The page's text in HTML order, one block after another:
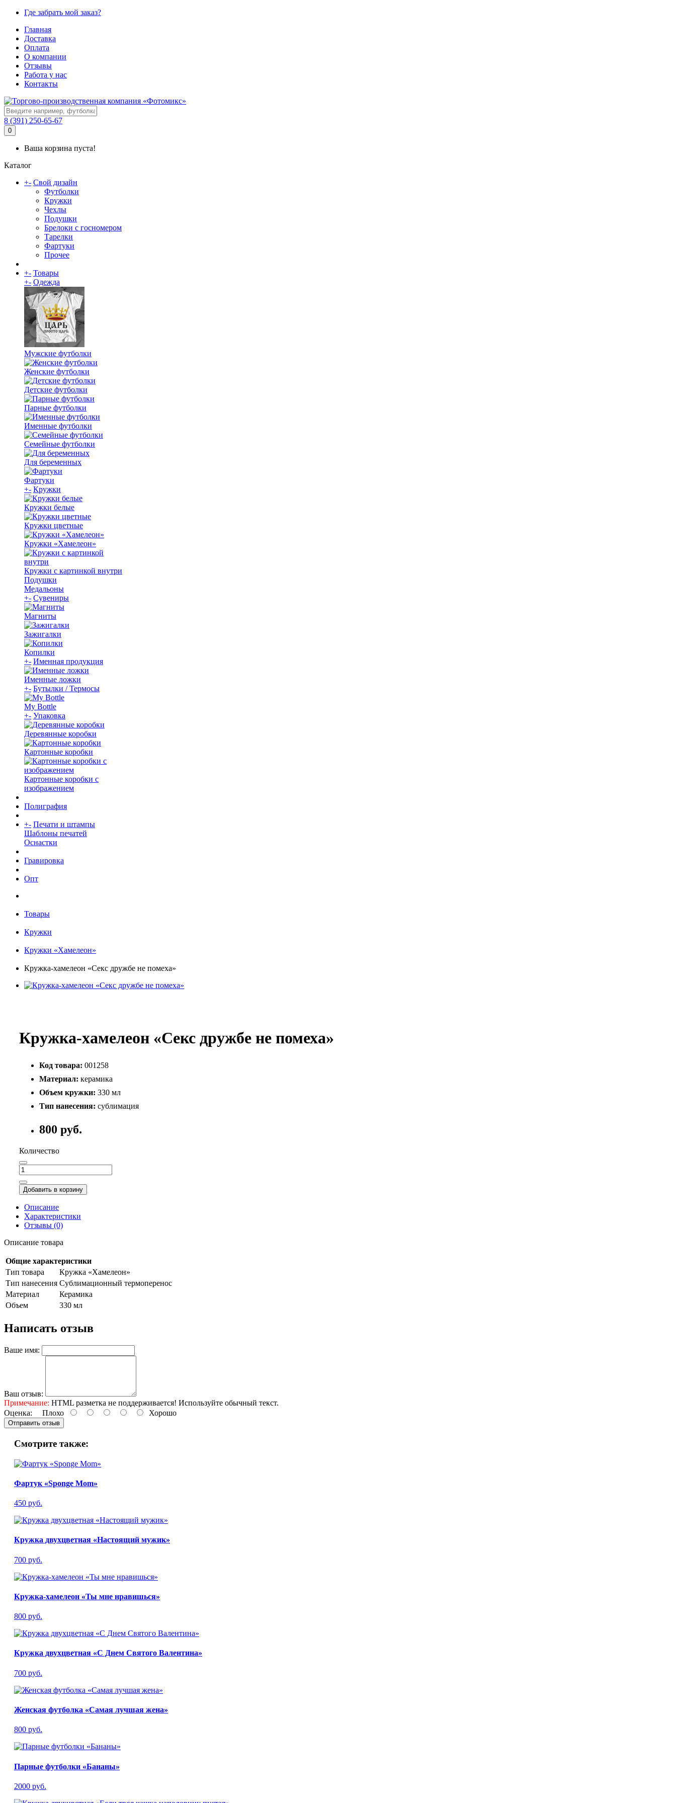
Где забрать мой заказ?
Главная
Доставка
Оплата
О компании
Отзывы
Работа у нас
Контакты
8 (391) 250-65-67
0
Ваша корзина пуста!
Каталог
+- Свой дизайн
Футболки
Кружки
Чехлы
Подушки
Брелоки с госномером
Тарелки
Фартуки
Прочее
+- Товары
+- Одежда
Мужские футболки
Женские футболки
Детские футболки
Парные футболки
Именные футболки
Семейные футболки
Для беременных
Фартуки
+- Кружки
Кружки белые
Кружки цветные
Кружки «Хамелеон»
Кружки с картинкой внутри
Подушки
Медальоны
+- Сувениры
Магниты
Зажигалки
Копилки
+- Именная продукция
Именные ложки
+- Бутылки / Термосы
My Bottle
+- Упаковка
Деревянные коробки
Картонные коробки
Картонные коробки с
изображением
Полиграфия
+- Печати и штампы
Шаблоны печатей
Оснастки
Гравировка
Опт
Товары
Кружки
Кружки «Хамелеон»
Кружка-хамелеон «Секс дружбе не помеха»
Кружка-хамелеон «Секс дружбе не помеха»
Код товара: 001258
Материал: керамика
Объем кружки: 330 мл
Тип нанесения: сублимация
800 руб.
Количество
Добавить в корзину
Описание
Характеристики
Отзывы (0)
Описание товара
Общие характеристики
Тип товара
Кружка «Хамелеон»
Тип нанесения Сублимационный термоперенос
Материал
Керамика
Объем
330 мл
Написать отзыв
Ваше имя:
Ваш отзыв:
Примечание: HTML разметка не поддерживается! Используйте обычный текст.
Оценка: Плохо Хорошо
Отправить отзыв
Смотрите также:
Фартук «Sponge Mom»
450 руб.
Кружка двухцветная «Настоящий мужик»
700 руб.
Кружка-хамелеон «Ты мне нравишься»
800 руб.
Кружка двухцветная «С Днем Святого Валентина»
700 руб.
Женская футболка «Самая лучшая жена»
800 руб.
Парные футболки «Бананы»
2000 руб.